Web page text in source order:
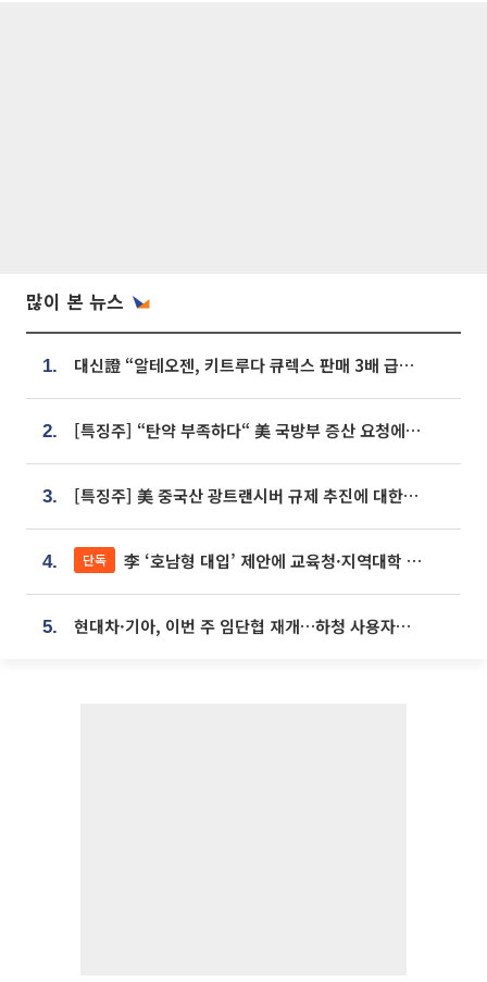
많이 본 뉴스
1. 대신證 “알테오젠, 키트루다 큐렉스 판매 3배 급증…목표가 41만원 상향”
2. [특징주] “탄약 부족하다“ 美 국방부 증산 요청에⋯국내 방산주 급등세
3. [특징주] 美 중국산 광트랜시버 규제 추진에 대한광통신 등 광통신株 강세
4. 단독 李 ‘호남형 대입’ 제안에 교육청·지역대학 서·논술형 입시 연계 '착수'
5. 현대차·기아, 이번 주 임단협 재개…하청 사용자성 재심도 ‘변수’